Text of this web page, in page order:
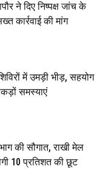
ने दिए निष्पक्ष जांच के
कार्रवाई की मांग
में उमड़ी भीड़, सहयोग
समस्याएं
की सौगात, राखी मेल
10 प्रतिशत की छूट